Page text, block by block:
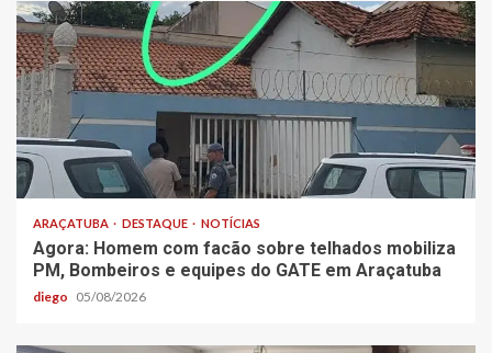
ARAÇATUBA DESTAQUE NOTÍCIAS
Agora: Homem com facão sobre telhados mobiliza
PM, Bombeiros e equipes do GATE em Araçatuba
diego 05/08/2026